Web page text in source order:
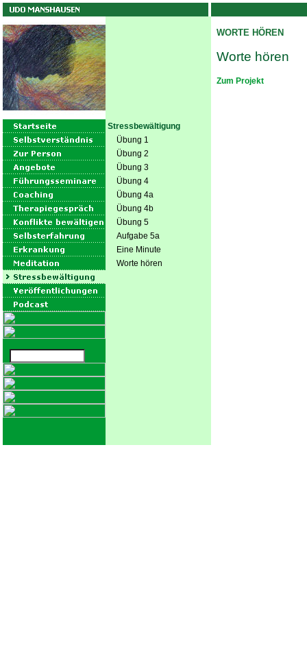
Stressbewältigung
Übung 1
Übung 2
Übung 3
Übung 4
Übung 4a
Übung 4b
Übung 5
Aufgabe 5a
Eine Minute
Worte hören
WORTE HÖREN
Worte hören
Zum Projekt